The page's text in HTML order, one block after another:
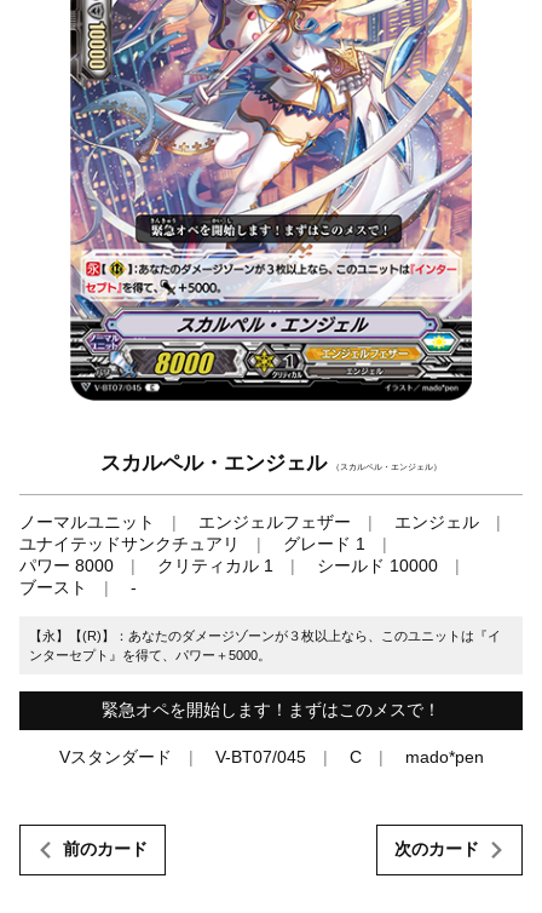
スカルペル・エンジェル （スカルペル・エンジェル）
ノーマルユニット エンジェルフェザー
エンジェル
ユナイテッドサンクチュアリ
グレード 1
パワー 8000
クリティカル 1
シールド 10000
ブースト
-
【永】【(R)】：あなたのダメージゾーンが３枚以上なら、このユニットは『イ
ンターセプト』を得て、パワー＋5000。
緊急オペを開始します！まずはこのメスで！
Vスタンダード V-BT07/045 C mado*pen
前のカード 次のカード